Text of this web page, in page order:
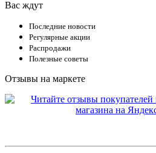
Вас ждут
Последние новости
Регулярные акции
Распродажи
Полезные советы
Отзывы на маркете